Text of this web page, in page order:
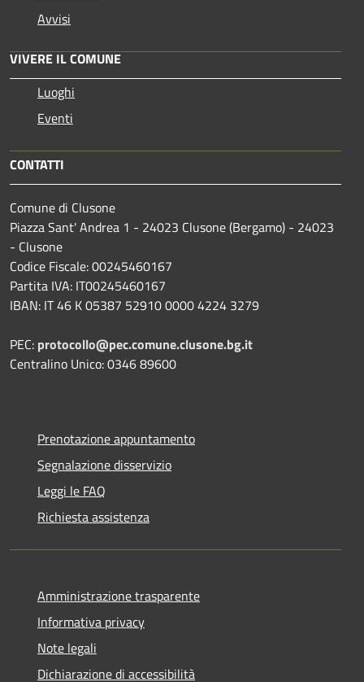
Avvisi
VIVERE IL COMUNE
Luoghi
Eventi
CONTATTI
Comune di Clusone
Piazza Sant' Andrea 1 - 24023 Clusone (Bergamo) - 24023
- Clusone
Codice Fiscale: 00245460167
Partita IVA: IT00245460167
IBAN: IT 46 K 05387 52910 0000 4224 3279
PEC: protocollo@pec.comune.clusone.bg.it
Centralino Unico: 0346 89600
Prenotazione appuntamento
Segnalazione disservizio
Leggi le FAQ
Richiesta assistenza
Amministrazione trasparente
Informativa privacy
Note legali
Dichiarazione di accessibilità